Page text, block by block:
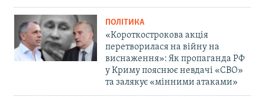
ПОЛІТИКА
«Короткострокова акція
перетворилася на війну на
виснаження»: Як пропаганда РФ
у Криму пояснює невдачі «СВО»
та залякує «мінними атаками»